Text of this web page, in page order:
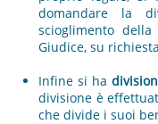
domandare la
scioglimento
Giudice, su
Infine si ha
divisione è
che divide i suoi